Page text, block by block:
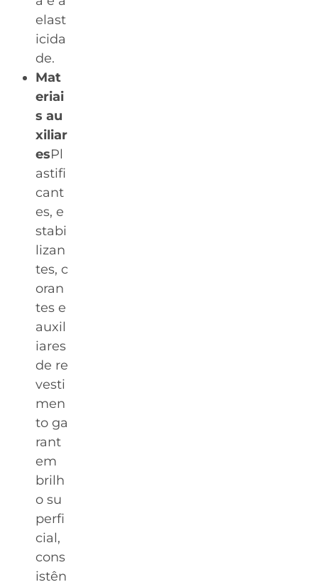
elast
icida
de.
Mat
eriai
s au
xiliar
esPl
astifi
cant
es, e
stabi
lizan
tes, c
oran
tes e
auxil
iares
de re
vesti
men
to ga
rant
em
brilh
o su
perfi
cial,
cons
istên